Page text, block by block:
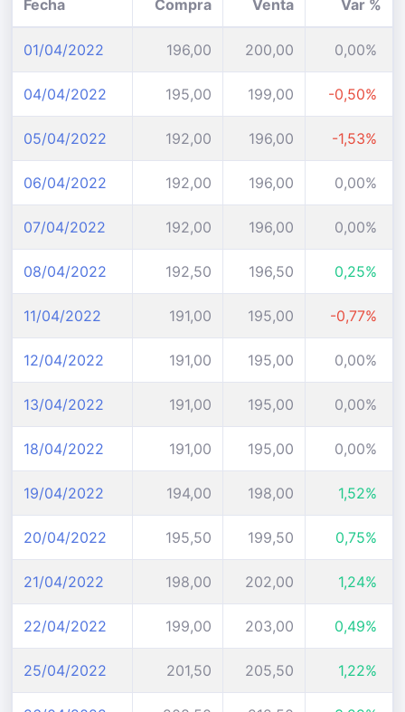
Fecha Compra Venta Var %
01/04/2022 196,00 200,00 0,00%
04/04/2022 195,00 199,00 -0,50%
05/04/2022 192,00 196,00 -1,53%
06/04/2022 192,00 196,00 0,00%
07/04/2022 192,00 196,00 0,00%
08/04/2022 192,50 196,50 0,25%
11/04/2022 191,00 195,00 -0,77%
12/04/2022 191,00 195,00 0,00%
13/04/2022 191,00 195,00 0,00%
18/04/2022 191,00 195,00 0,00%
19/04/2022 194,00 198,00 1,52%
20/04/2022 195,50 199,50 0,75%
21/04/2022 198,00 202,00 1,24%
22/04/2022 199,00 203,00 0,49%
25/04/2022 201,50 205,50 1,22%